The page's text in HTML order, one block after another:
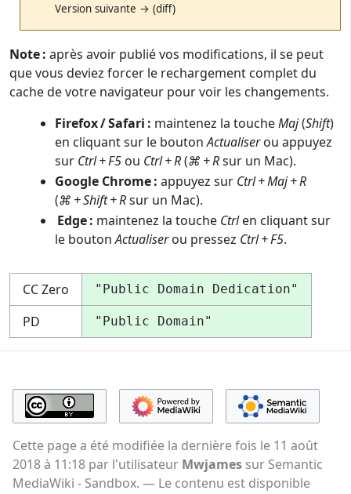
Version suivante → (diff)
Note : après avoir publié vos modifications, il se peut
que vous deviez forcer le rechargement complet du
cache de votre navigateur pour voir les changements.
Firefox / Safari : maintenez la toucheMaj(Shift)
en cliquant sur le boutonActualiserou appuyez
sur Ctrl + F5ou Ctrl + R(⌘ + Rsur un Mac).
Google Chrome : appuyez sur Ctrl + Maj + R
(⌘ + Shift + Rsur un Mac).
Edge : maintenez la touche Ctrlen cliquant sur
le boutonActualiserou pressez Ctrl + F5.
CC Zero "Public Domain Dedication"
PD "Public Domain"
Cette page a été modifiée la dernière fois le 11 août
2018 à 11:18 par l'utilisateur Mwjames sur Semantic
MediaWiki - Sandbox.
Le contenu est disponible